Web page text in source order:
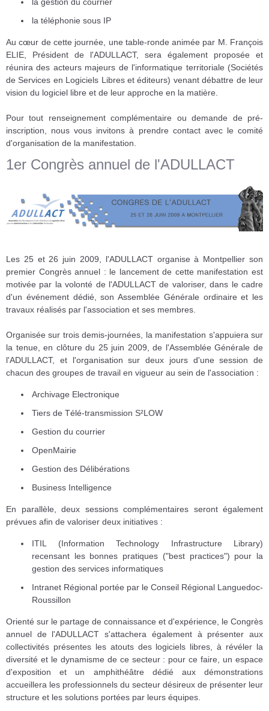
la téléphonie sous IP
Au cœur de cette journée, une table-ronde animée par M. François
ELIE, Président de l'ADULLACT, sera également proposée et
réunira des acteurs majeurs de l'informatique territoriale (Sociétés
de Services en Logiciels Libres et éditeurs) venant débattre de leur
vision du logiciel libre et de leur approche en la matière.
Pour tout renseignement complémentaire ou demande de pré-
inscription, nous vous invitons à prendre contact avec le comité
d'organisation de la manifestation.
1er Congrès annuel de l'ADULLACT
Les 25 et 26 juin 2009, l'ADULLACT organise à Montpellier son
premier Congrès annuel : le lancement de cette manifestation est
motivée par la volonté de l'ADULLACT de valoriser, dans le cadre
d'un événement dédié, son Assemblée Générale ordinaire et les
travaux réalisés par l'association et ses membres.
Organisée sur trois demis-journées, la manifestation s'appuiera sur
la tenue, en clôture du 25 juin 2009, de l'Assemblée Générale de
l'ADULLACT, et l'organisation sur deux jours d'une session de
chacun des groupes de travail en vigueur au sein de l'association :
Archivage Electronique
Tiers de Télé-transmission S²LOW
Gestion du courrier
OpenMairie
Gestion des Délibérations
Business Intelligence
En parallèle, deux sessions complémentaires seront également
prévues afin de valoriser deux initiatives :
ITIL (Information Technology Infrastructure Library)
recensant les bonnes pratiques ("best practices") pour la
gestion des services informatiques
Intranet Régional portée par le Conseil Régional Languedoc-
Roussillon
Orienté sur le partage de connaissance et d'expérience, le Congrès
annuel de l'ADULLACT s'attachera également à présenter aux
collectivités présentes les atouts des logiciels libres, à révéler la
diversité et le dynamisme de ce secteur : pour ce faire, un espace
d'exposition et un amphithéâtre dédié aux démonstrations
accueillera les professionnels du secteur désireux de présenter leur
structure et les solutions portées par leurs équipes.